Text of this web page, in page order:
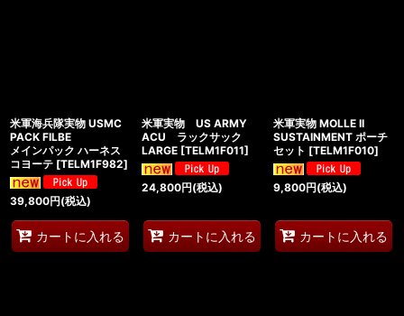
米軍海兵隊実物 USMC
PACK FILBE
メインパック ハーネス
コヨーテ [TELM1F982]
39,800円(税込)
カートに入れる
米軍実物 US ARMY
ACU ラックサック
LARGE [TELM1F011]
24,800円(税込)
カートに入れる
米軍実物 MOLLE II
SUSTAINMENT ポーチ
セット [TELM1F010]
9,800円(税込)
カートに入れる